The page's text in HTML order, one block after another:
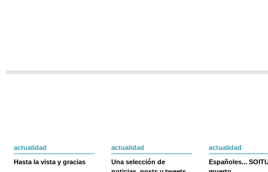
actualidad
Hasta la vista y gracias
actualidad
Una selección de
actualidad
Españoles...